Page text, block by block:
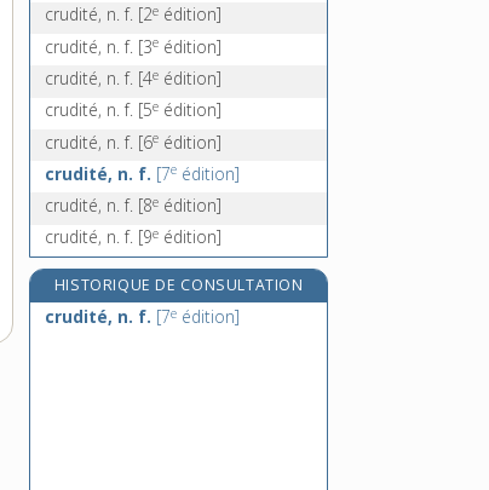
cruzade, n. f.[7 e édition]
crudité, n. f. [2e édition]
crudité, n. f. [3e édition]
crudité, n. f. [4e édition]
crudité, n. f. [5e édition]
crudité, n. f. [6e édition]
crudité, n. f. [7e édition]
crudité, n. f. [8e édition]
crudité, n. f. [9e édition]
HISTORIQUE DE CONSULTATION
crudité, n. f. [7e édition]